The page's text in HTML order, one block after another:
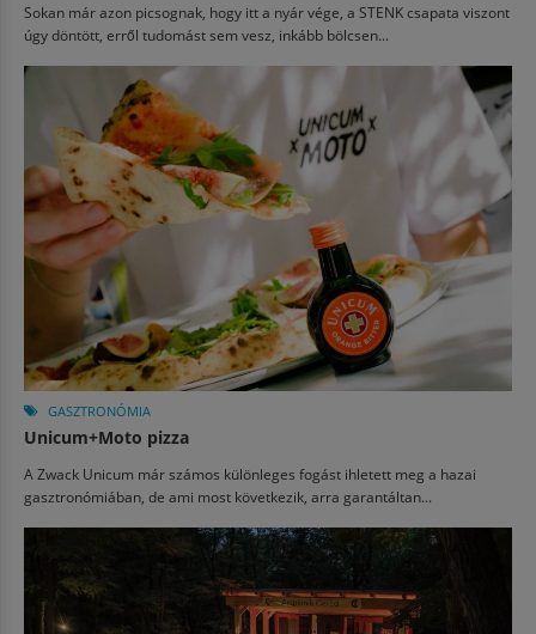
Sokan már azon picsognak, hogy itt a nyár vége, a STENK csapata viszont
úgy döntött, erről tudomást sem vesz, inkább bölcsen...
GASZTRONÓMIA
Unicum+Moto pizza
A Zwack Unicum már számos különleges fogást ihletett meg a hazai
gasztronómiában, de ami most következik, arra garantáltan...